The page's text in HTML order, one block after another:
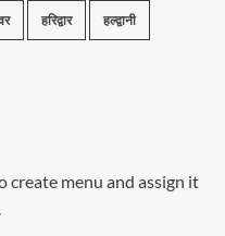
हरिद्वार हल्द्वानी
create menu and assign it